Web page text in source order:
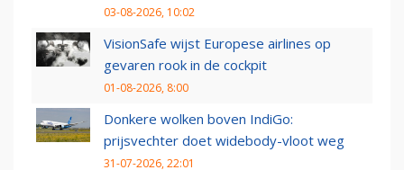
03-08-2026, 10:02
VisionSafe wijst Europese airlines op
gevaren rook in de cockpit
01-08-2026, 8:00
Donkere wolken boven IndiGo:
prijsvechter doet widebody-vloot weg
31-07-2026, 22:01